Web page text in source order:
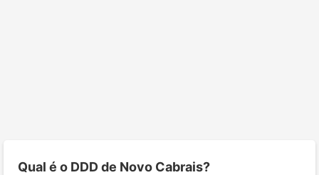
Qual é o DDD de Novo Cabrais?